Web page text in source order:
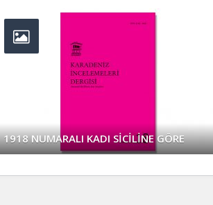
1918 NUMARALI KADI SİCİLİNE GÖRE